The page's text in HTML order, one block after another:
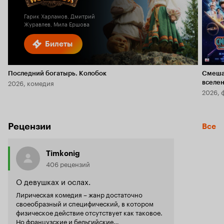
Билеты
Гарик Харламов, Дмитрий
Журавлев, Мила Ершова
Последний богатырь. Колобок
2026, комедия
2026,
Рецензии Все
Timkonig
406 рецензий
О девушках и ослах.
Лирическая комедия – жанр достаточно
своеобразный и специфический, в котором
физическое действие отсутствует как таковое.
Но французские и бельгийские